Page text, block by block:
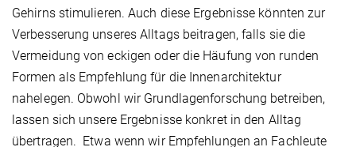
Gehirns stimulieren. Auch diese Ergebnisse könnten zur
Verbesserung unseres Alltags beitragen, falls sie die
Vermeidung von eckigen oder die Häufung von runden
Formen als Empfehlung für die Innenarchitektur
nahelegen. Obwohl wir Grundlagenforschung betreiben,
lassen sich unsere Ergebnisse konkret in den Alltag
übertragen. Etwa wenn wir Empfehlungen an Fachleute